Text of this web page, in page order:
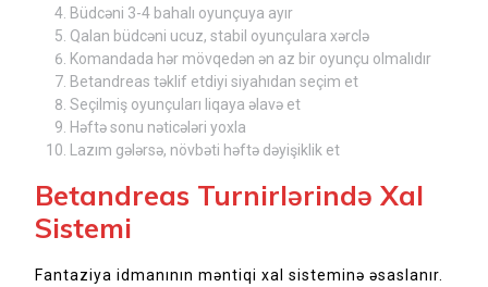
Büdcəni 3-4 bahalı oyunçuya ayır
Qalan büdcəni ucuz, stabil oyunçulara xərclə
Komandada hər mövqedən ən az bir oyunçu olmalıdır
Betandreas təklif etdiyi siyahıdan seçim et
Seçilmiş oyunçuları liqaya əlavə et
Həftə sonu nəticələri yoxla
Lazım gələrsə, növbəti həftə dəyişiklik et
Betandreas Turnirlərində Xal
Sistemi
Fantaziya idmanının məntiqi xal sisteminə əsaslanır.